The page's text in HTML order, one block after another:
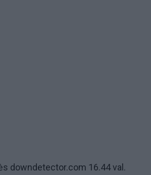
downdetector.com 16.44 val.